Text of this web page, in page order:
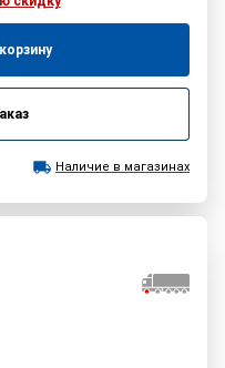
Наличие в магазинах